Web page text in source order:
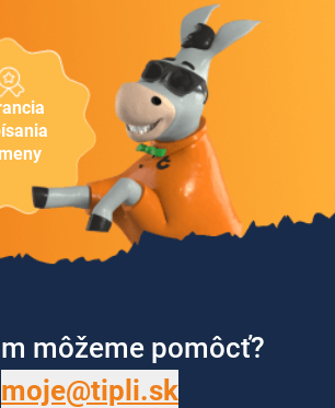
môžeme pomôcť?
moje@tipli.sk